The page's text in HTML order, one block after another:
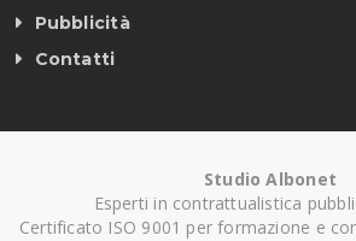
Pubblicità
Contatti
Studio Albonet
Esperti in contrattualistica
Certificato ISO 9001 per formazione e